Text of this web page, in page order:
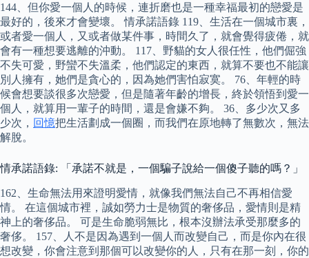
144、但你愛一個人的時候，連折磨也是一種幸福最初的戀愛是
最好的，後來才會變壞。 情承諾語錄 119、生活在一個城市裏，
或者愛一個人，又或者做某件事，時間久了，就會覺得疲倦，就
會有一種想要逃離的沖動。 117、野貓的女人很任性，他們倔強
不失可愛，野蠻不失溫柔，他們認定的東西，就算不要也不能讓
別人擁有，她們是貪心的，因為她們害怕寂寞。 76、年輕的時
候會想要談很多次戀愛，但是隨著年齡的增長，終於領悟到愛一
個人，就算用一輩子的時間，還是會嫌不夠。 36、多少次又多
少次， 回憶把生活劃成一個圈，而我們在原地轉了無數次，無法
解脫。
情承諾語錄: 「承諾不就是，一個騙子說給一個傻子聽的嗎？」
162、生命無法用來證明愛情，就像我們無法自己不再相信愛
情。 在這個城市裡，誠如勞力士是物質的奢侈品，愛情則是精
神上的奢侈品。 可是生命脆弱無比，根本沒辦法承受那麼多的
奢侈。 157、人不是因為遇到一個人而改變自己，而是你內在很
想改變，你會注意到那個可以改變你的人，只有在那一刻，你的